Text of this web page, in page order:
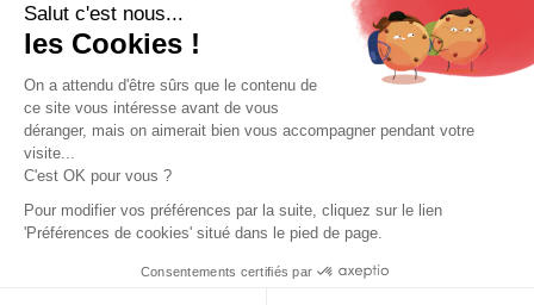
Salut c'est nous...
les Cookies !
On a attendu d'être sûrs que le contenu de
ce site vous intéresse avant de vous
déranger, mais on aimerait bien vous accompagner pendant votre
visite...
C'est OK pour vous ?
Pour modifier vos préférences par la suite, cliquez sur le lien
'Préférences de cookies' situé dans le pied de page.
Consentements certifiés par
Gestion des données personnelles